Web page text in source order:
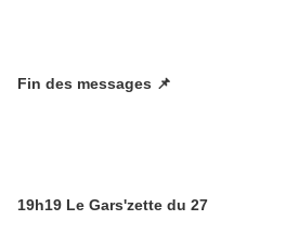
Fin des messages 📌
19h19 Le Gars'zette du 27